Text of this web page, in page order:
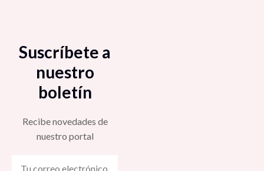
Suscríbete a
nuestro
boletín
Recibe novedades de
nuestro portal